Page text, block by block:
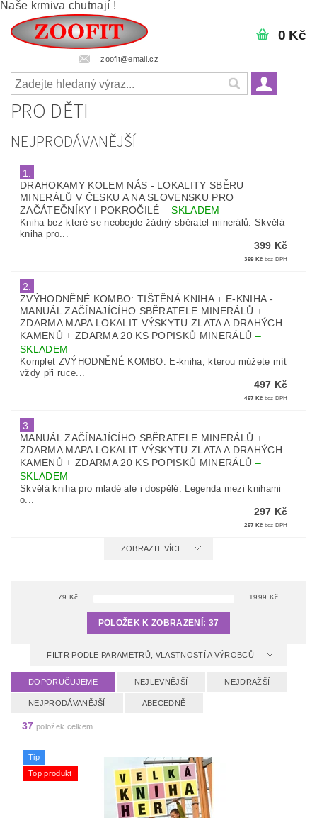
Naše krmiva chutnají !
zoofit@email.cz
0 Kč
PRO DĚTI
NEJPRODÁVANĚJŠÍ
1.
DRAHOKAMY KOLEM NÁS - LOKALITY SBĚRU
MINERÁLŮ V ČESKU A NA SLOVENSKU PRO
ZAČÁTEČNÍKY I POKROČILÉ –SKLADEM
Kniha bez které se neobejde žádný sběratel minerálů. Skvělá
kniha pro...
399 Kč
399 Kč bez DPH
2.
ZVÝHODNĚNÉ KOMBO: TIŠTĚNÁ KNIHA + E-KNIHA -
MANUÁL ZAČÍNAJÍCÍHO SBĚRATELE MINERÁLŮ +
ZDARMA MAPA LOKALIT VÝSKYTU ZLATA A DRAHÝCH
KAMENŮ + ZDARMA 20 KS POPISKŮ MINERÁLŮ –
SKLADEM
Komplet ZVÝHODNĚNÉ KOMBO: E-kniha, kterou múžete mít
vždy při ruce...
497 Kč
497 Kč bez DPH
3.
MANUÁL ZAČÍNAJÍCÍHO SBĚRATELE MINERÁLŮ +
ZDARMA MAPA LOKALIT VÝSKYTU ZLATA A DRAHÝCH
KAMENŮ + ZDARMA 20 KS POPISKŮ MINERÁLŮ –
SKLADEM
Skvělá kniha pro mladé ale i dospělé. Legenda mezi knihami
o...
297 Kč
297 Kč bez DPH
ZOBRAZIT VÍCE
79 Kč 1999 Kč
POLOŽEK K ZOBRAZENÍ: 37
FILTR PODLE PARAMETRŮ, VLASTNOSTÍ A VÝROBCŮ
DOPORUČUJEME NEJLEVNĚJŠÍ NEJDRAŽŠÍ
NEJPRODÁVANĚJŠÍ ABECEDNĚ
37 položek celkem
Tip
Top produkt